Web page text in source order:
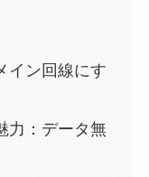
イン回線にす
力：データ無